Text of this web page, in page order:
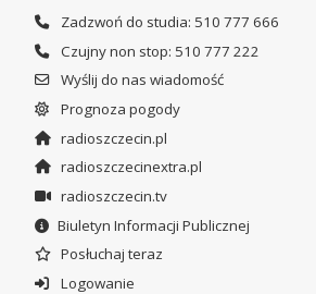
Zadzwoń do studia: 510 777 666
Czujny non stop: 510 777 222
Wyślij do nas wiadomość
Prognoza pogody
radioszczecin.pl
radioszczecinextra.pl
radioszczecin.tv
Biuletyn Informacji Publicznej
Posłuchaj teraz
Logowanie